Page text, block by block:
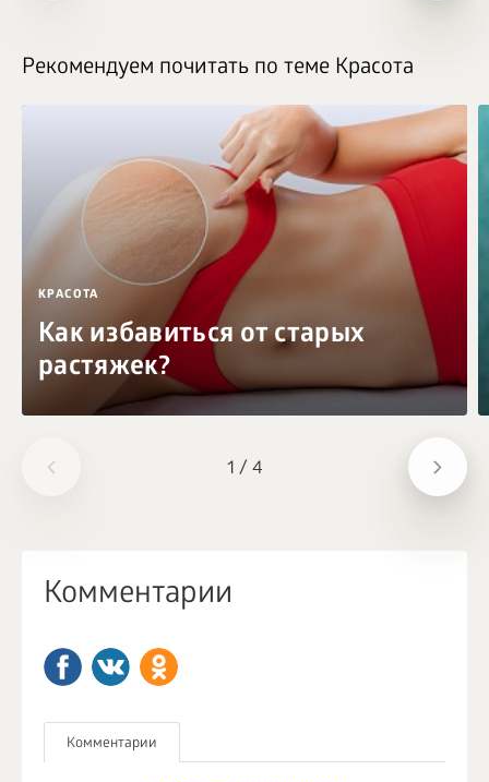
1 / 4
Рекомендуем почитать по теме Красота
КРАСОТА
Как избавиться от старых
растяжек?
Комментарии
Комментарии